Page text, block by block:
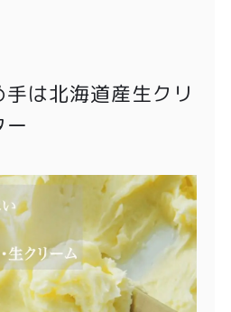
は北海道産生クリ